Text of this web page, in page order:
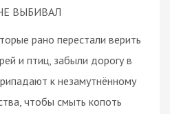
ВЫБИВАЛ
рано перестали верить
и птиц, забыли дорогу в
к незамутнённому
чтобы смыть копоть